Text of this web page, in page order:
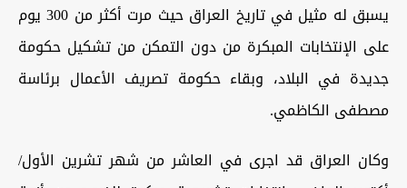
يسبق له مثيل في تاريخ العراق حيث مرت أكثر من 300 يوم
على الإنتخابات المبكرة من دون التمكن من تشكيل حكومة
جديدة في البلاد، وبقاء حكومة تصريف الأعمال برئاسة
مصطفى الكاظمي.
وكان العراق قد اجرى في العاشر من شهر تشرين الأول/